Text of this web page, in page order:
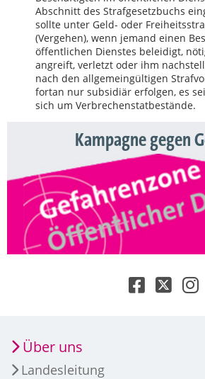
Abschnitt des Strafgesetzbuchs
sollte unter Geld- oder
(Vergehen), wenn jemand einen
öffentlichen Dienstes beleidigt,
angreift, verletzt oder ihm
nach den allgemeingültigen
fortan nur subsidiär erfolgen, es
sich um Verbrechenstatbestände.
Kampagne gegen
Über uns
Landesleitung